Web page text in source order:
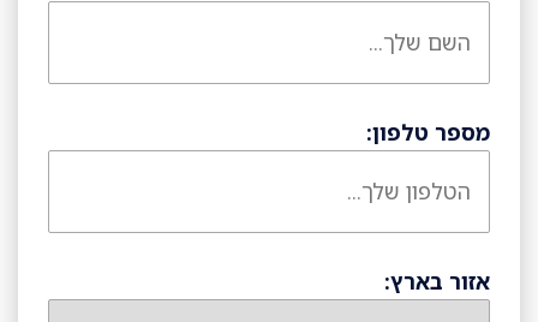
מספר טלפון:
אזור בארץ: